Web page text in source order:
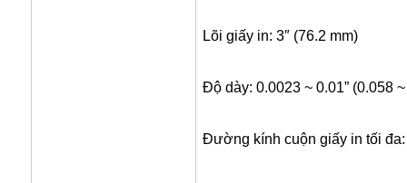
Lõi giấy in: 3″ (76.2 mm)
Độ dày: 0.0023 ~ 0.01” (0.058
Đường kính cuộn giấy in tối đa: